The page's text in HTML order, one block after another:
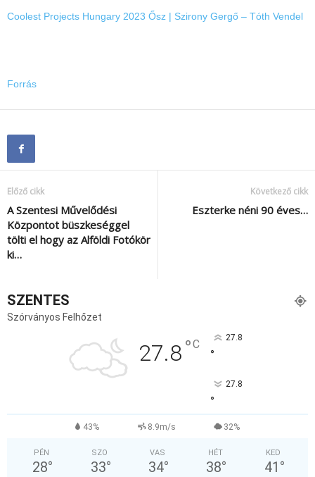
Coolest Projects Hungary 2023 Ősz | Szirony Gergő – Tóth Vendel
Forrás
Előző cikk
A Szentesi Művelődési
Központot büszkeséggel
tölti el hogy az Alföldi Fotókör
ki…
Következő cikk
Eszterke néni 90 éves…
SZENTES
Szórványos Felhőzet
27.8°C 27.8
°
27.8
°
43% 8.9m/s 32%
PÉN
28°
SZO
33°
VAS
34°
HÉT
38°
KED
41 °